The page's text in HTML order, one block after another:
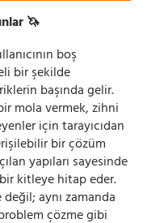
🦄
boş
bir şekilde
başında gelir.
mola vermek, zihni
için tarayıcıdan
bir çözüm
yapıları sayesinde
kitleye hitap eder.
aynı zamanda
çözme gibi